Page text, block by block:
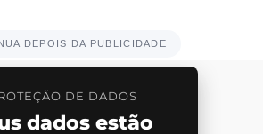
DEPOIS DA PUBLICIDADE
DE DADOS
dados estão